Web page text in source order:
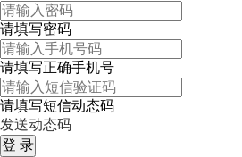
请填写密码
请填写正确手机号
请填写短信动态码
发送动态码